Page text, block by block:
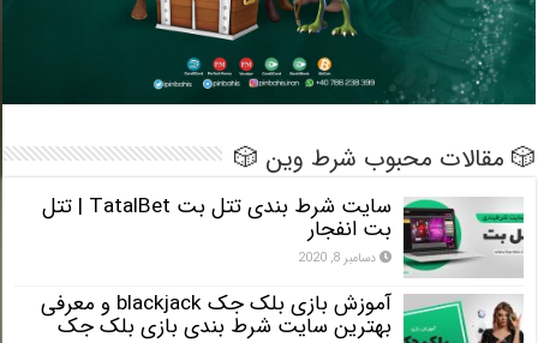
مقالات محبوب شرط وین 🎲
سایت شرط بندی تتل بت TatalBet | تتل
بت انفجار
دسامبر 8, 2020
آموزش بازی بلک جک blackjack و معرفی
بهترین سایت شرط بندی بازی بلک جک